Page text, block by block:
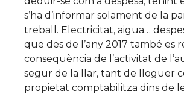
s’ha d’informar solament de la
treball. Electricitat, aigua…
que des de l’any 2017 també es
conseqüència de l’activitat de
segur de la llar, tant de lloguer
propietat comptabilitza dins de